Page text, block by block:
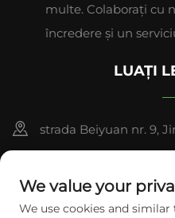
multe. Colaborați cu
încredere și un
LUAȚI
strada Beiyuan nr. 9,
[email protected]
We value your
We use cookies and